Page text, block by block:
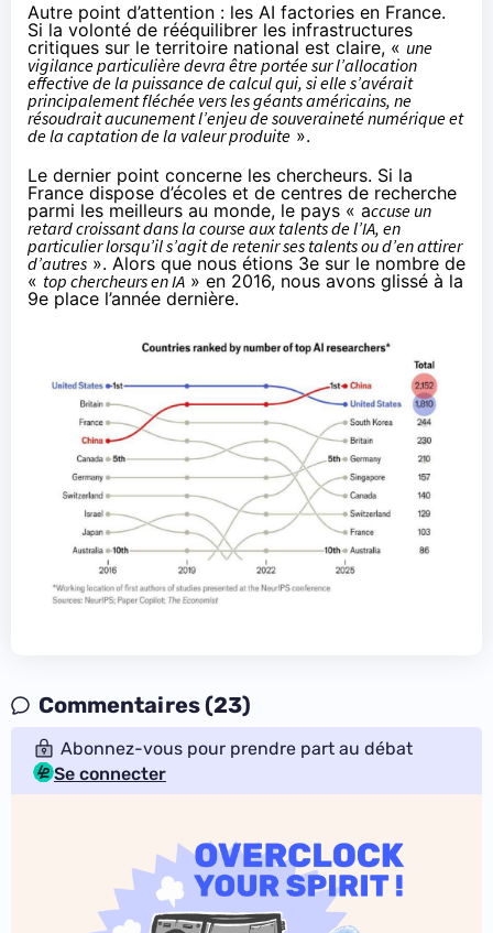
Autre point d’attention : les AI factories en France.
Si la volonté de rééquilibrer les infrastructures
critiques sur le territoire national est claire, « une
vigilance particulière devra être portée sur l’allocation
effective de la puissance de calcul qui, si elle s’avérait
principalement fléchée vers les géants américains, ne
résoudrait aucunement l’enjeu de souveraineté numérique et
de la captation de la valeur produite ».
Le dernier point concerne les chercheurs. Si la
France dispose d’écoles et de centres de recherche
parmi les meilleurs au monde, le pays « accuse un
retard croissant dans la course aux talents de l’IA, en
particulier lorsqu’il s’agit de retenir ses talents ou d’en attirer
d’autres ». Alors que nous étions 3e sur le nombre de
« top chercheurs en IA » en 2016, nous avons glissé à la
9e place l’année dernière.
Commentaires (23)
Abonnez-vous pour prendre part au débat
Se connecter